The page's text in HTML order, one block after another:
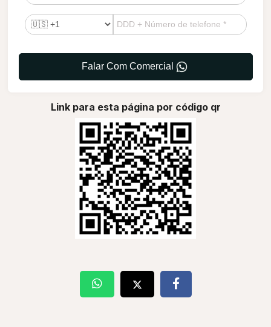
Falar Com Comercial
Link para esta página por código qr